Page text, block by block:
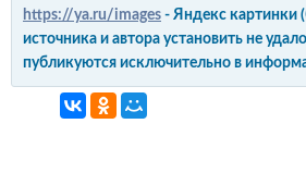
https://ya.ru/images - Яндекс картинки
источника и автора установить не
публикуются исключительно в